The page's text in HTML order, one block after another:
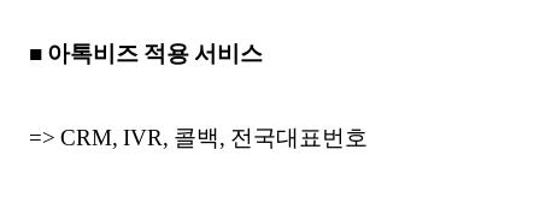
■ 아톡비즈 적용 서비스
=> CRM, IVR, 콜백, 전국대표번호